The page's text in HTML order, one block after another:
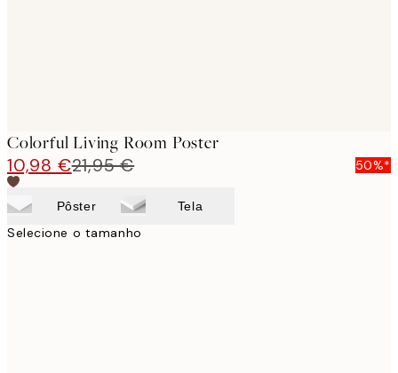
Colorful Living Room Poster
10,98 €21,95 € 50%*
Pôster Tela
Selecione o tamanho